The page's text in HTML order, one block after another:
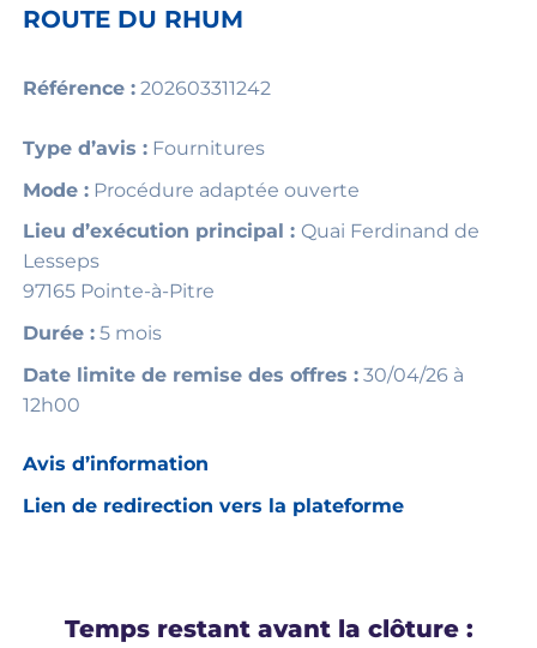
ROUTE DU RHUM
Référence :202603311242
Type d’avis :Fournitures
Mode :Procédure adaptée ouverte
Lieu d’exécution principal : Quai Ferdinand de
Lesseps
97165 Pointe-à-Pitre
Durée :5 mois
Date limite de remise des offres :30/04/26 à
12h00
Avis d’information
Lien de redirection vers la plateforme
Temps restant avant la clôture :